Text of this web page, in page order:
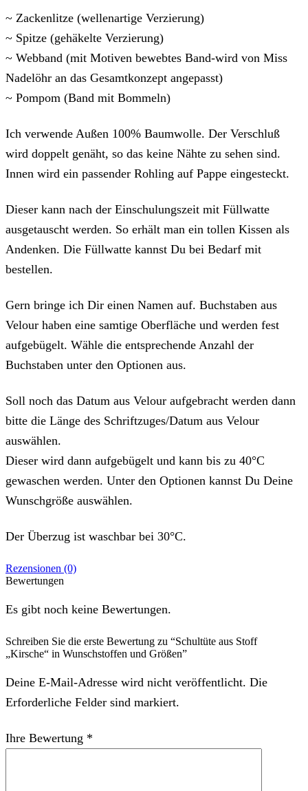
~ Zackenlitze (wellenartige Verzierung)
~ Spitze (gehäkelte Verzierung)
~ Webband (mit Motiven bewebtes Band-wird von Miss
Nadelöhr an das Gesamtkonzept angepasst)
~ Pompom (Band mit Bommeln)
Ich verwende Außen 100% Baumwolle. Der Verschluß
wird doppelt genäht, so das keine Nähte zu sehen sind.
Innen wird ein passender Rohling auf Pappe eingesteckt.
Dieser kann nach der Einschulungszeit mit Füllwatte
ausgetauscht werden. So erhält man ein tollen Kissen als
Andenken. Die Füllwatte kannst Du bei Bedarf mit
bestellen.
Gern bringe ich Dir einen Namen auf. Buchstaben aus
Velour haben eine samtige Oberfläche und werden fest
aufgebügelt. Wähle die entsprechende Anzahl der
Buchstaben unter den Optionen aus.
Soll noch das Datum aus Velour aufgebracht werden dann
bitte die Länge des Schriftzuges/Datum aus Velour
auswählen.
Dieser wird dann aufgebügelt und kann bis zu 40°C
gewaschen werden. Unter den Optionen kannst Du Deine
Wunschgröße auswählen.
Der Überzug ist waschbar bei 30°C.
Rezensionen (0)
Bewertungen
Es gibt noch keine Bewertungen.
Schreiben Sie die erste Bewertung zu “Schultüte aus Stoff
„Kirsche“ in Wunschstoffen und Größen”
Deine E-Mail-Adresse wird nicht veröffentlicht. Die
Erforderliche Felder sind markiert.
Ihre Bewertung *